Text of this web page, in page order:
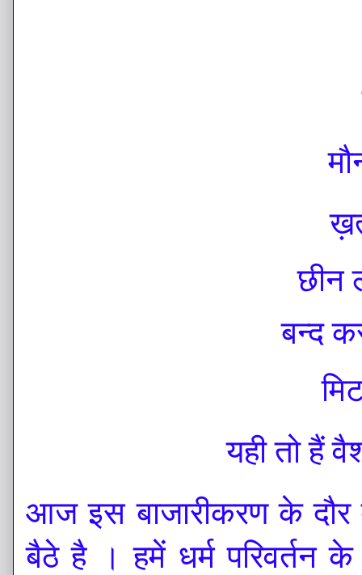
छीन
बन्द
यही तो हैं
आज इस बाजारीकरण के दौर
बैठे है । हमें धर्म परिवर्तन